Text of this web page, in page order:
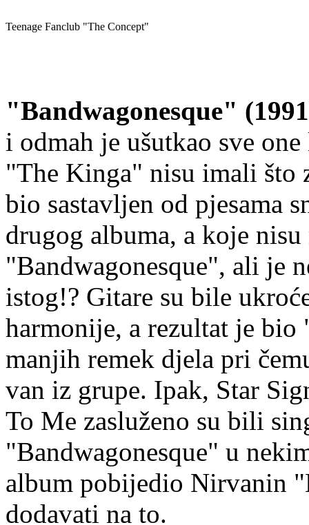
Teenage Fanclub "The Concept"
"Bandwagonesque"
i odmah je ušutkao sve
"The Kinga" nisu imali što
bio sastavljen od pjesama
drugog albuma, a koje
"Bandwagonesque", ali je
istog!? Gitare su bile
harmonije, a rezultat je
manjih remek djela pri
van iz grupe. Ipak, Star
To Me zasluženo su bili
"Bandwagonesque" u
album pobijedio Nirvanin
dodavati na to.